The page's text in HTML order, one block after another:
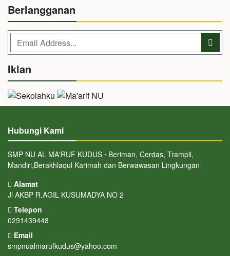
Berlangganan
Iklan
Hubungi Kami
SMP NU AL MA'RUF KUDUS ⋅ Beriman, Cerdas, Trampil,
Mandiri,Berakhlaqul Karimah dan Berwawasan Lingkungan
Alamat
Jl AKBP R.AGIL KUSUMADYA NO 2
Telepon
0291439448
Email
smpnualmarufkudus@yahoo.com